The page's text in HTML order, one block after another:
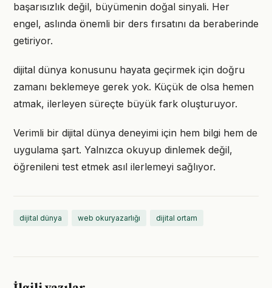
başarısızlık değil, büyümenin doğal sinyali. Her
engel, aslında önemli bir ders fırsatını da beraberinde
getiriyor.
dijital dünya konusunu hayata geçirmek için doğru
zamanı beklemeye gerek yok. Küçük de olsa hemen
atmak, ilerleyen süreçte büyük fark oluşturuyor.
Verimli bir dijital dünya deneyimi için hem bilgi hem de
uygulama şart. Yalnızca okuyup dinlemek değil,
öğrenileni test etmek asıl ilerlemeyi sağlıyor.
dijital dünya web okuryazarlığı dijital ortam